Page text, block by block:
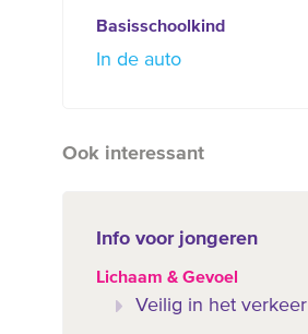
Basisschoolkind
In de auto
Ook interessant
Info voor jongeren
Lichaam & Gevoel
Veilig in het verkeer